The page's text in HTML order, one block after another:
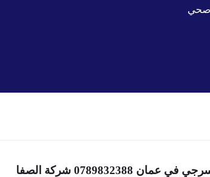
صحي
عمان 0789832388 شركة الصفا